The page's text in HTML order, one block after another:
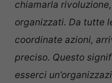
chiamarla
organizzati. Da tutte
coordinate azioni,
preciso. Questo
esserci